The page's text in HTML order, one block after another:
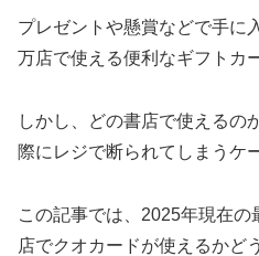
プレゼントや懸賞などで手に
万店で使える便利なギフトカ
しかし、どの書店で使えるの
際にレジで断られてしまうケ
この記事では、2025年現在
店でクオカードが使えるかど